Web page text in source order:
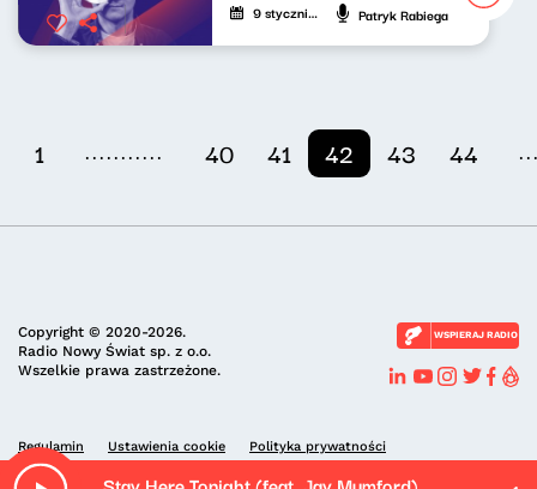
9 stycznia 2025 Patryk Rabiega
1 ........... 40 41 42 43 44
Copyright © 2020-2026.
Radio Nowy Świat sp. z o.o.
Wszelkie prawa zastrzeżone.
WSPIERAJ RADIO
Regulamin Ustawienia cookie Polityka prywatności